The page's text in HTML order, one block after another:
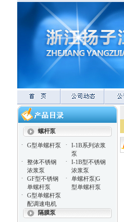
螺杆泵
·
G型单螺杆泵 ·
I-1B系列浓浆
泵
·
整体不锈钢
浓浆泵
·
I-1B型不锈钢
浓浆泵
·
GF型不锈钢
单螺杆泵
·
单螺杆泵|G
型单螺杆泵
·
G型单螺杆泵
配调速电机
隔膜泵